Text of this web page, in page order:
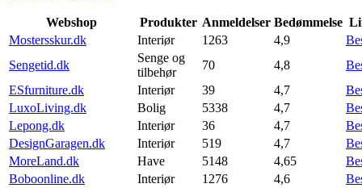
Webshop Produkter Anmeldelser Bedømmelse
Mostersskur.dk
Interiør 1263 4,9
Sengetid.dk
Senge og
tilbehør
70 4,8
ESfurniture.dk
Interiør 39 4,7
LuxoLiving.dk
Bolig 5338 4,7
Lepong.dk
Interiør 36 4,7
DesignGaragen.dk
Interiør 519 4,7
MoreLand.dk
Have 5148 4,65
Boboonline.dk
Interiør 1276 4,6